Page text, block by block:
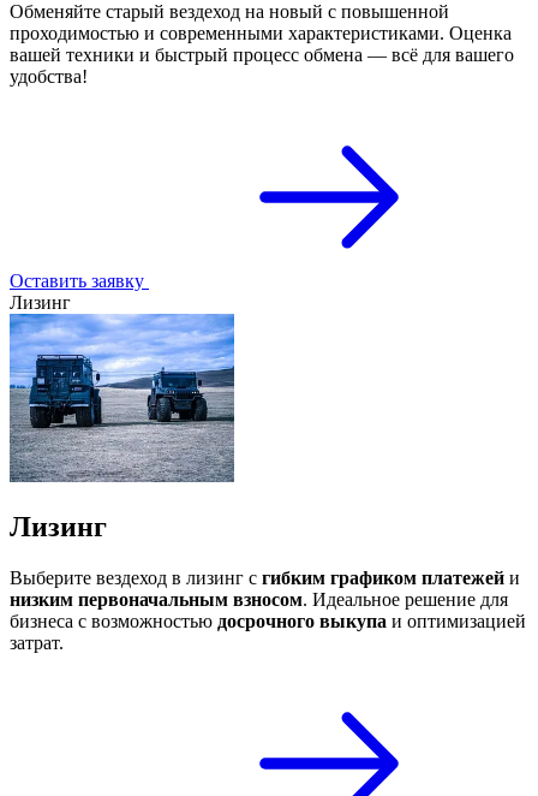
Обменяйте старый вездеход на новый с повышенной
проходимостью и современными характеристиками. Оценка
вашей техники и быстрый процесс обмена — всё для вашего
удобства!
Оставить заявку
Лизинг
Лизинг
Выберите вездеход в лизинг с гибким графиком платежей и
низким первоначальным взносом. Идеальное решение для
бизнеса с возможностью досрочного выкупа и оптимизацией
затрат.